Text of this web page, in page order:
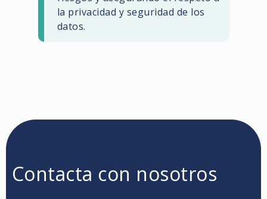
la privacidad y seguridad de los
datos.
Contacta con nosotros